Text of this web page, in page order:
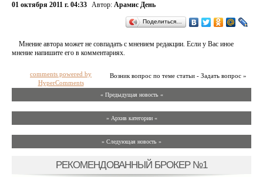
01 октября 2011 г. 04:33 Автор: Арамис День
Поделиться…
Мнение автора может не совпадать с мнением редакции. Если у Вас иное
мнение напишите его в комментариях.
Возник вопрос по теме статьи - Задать вопрос »
comments powered by
HyperComments
« Предыдущая новость «
» Архив категории «
» Следующая новость »
РЕКОМЕНДОВАННЫЙ БРОКЕР №1